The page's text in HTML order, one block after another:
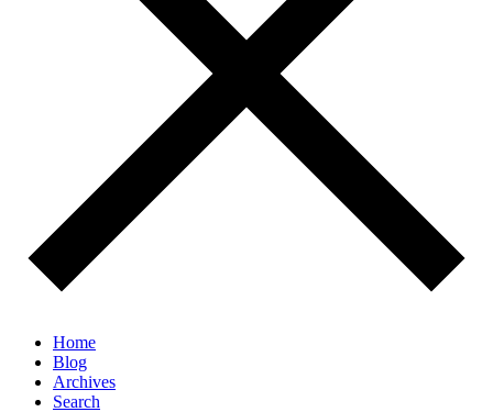
Home
Blog
Archives
Search